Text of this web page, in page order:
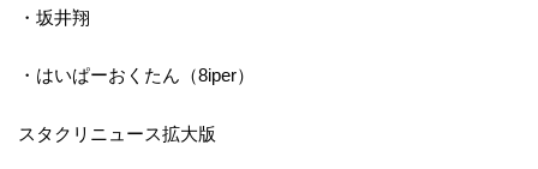
・坂井翔
・はいぱーおくたん（8iper）
スタクリニュース拡大版